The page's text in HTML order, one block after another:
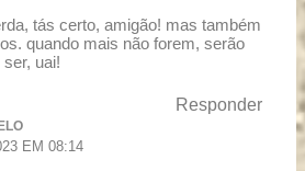
tás certo, amigão! mas também
quando mais não forem, serão
uai!
Responder
EM 08:14